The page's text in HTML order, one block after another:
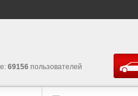
69156 пользователей